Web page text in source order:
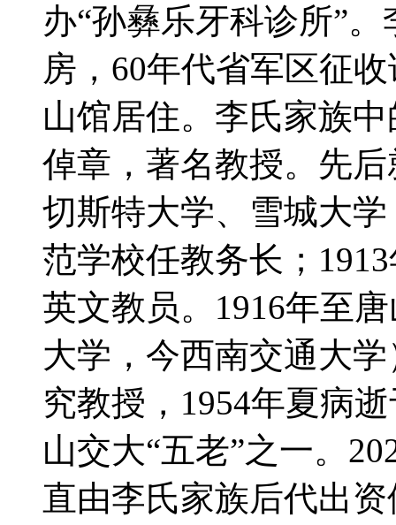
办“孙彝乐牙科诊所”
房，60年代省军区征
山馆居住。李氏家族
倬章，著名教授。先
切斯特大学、雪城大
范学校任教务长；
英文教员。1916年至
大学，今西南交通大
究教授，1954年夏病
山交大“五老”之一。
直由李氏家族后代出